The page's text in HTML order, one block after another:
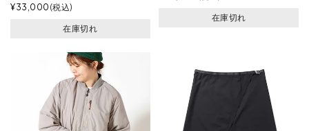
¥33,000 税込
在庫切れ
在庫切れ